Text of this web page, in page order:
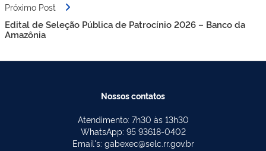
Próximo Post
Edital de Seleção Pública de Patrocínio 2026 – Banco da
Amazônia
Nossos contatos
Atendimento: 7h30 às 13h30
WhatsApp: 95 93618-0402
Email's: gabexec@selc.rr.gov.br